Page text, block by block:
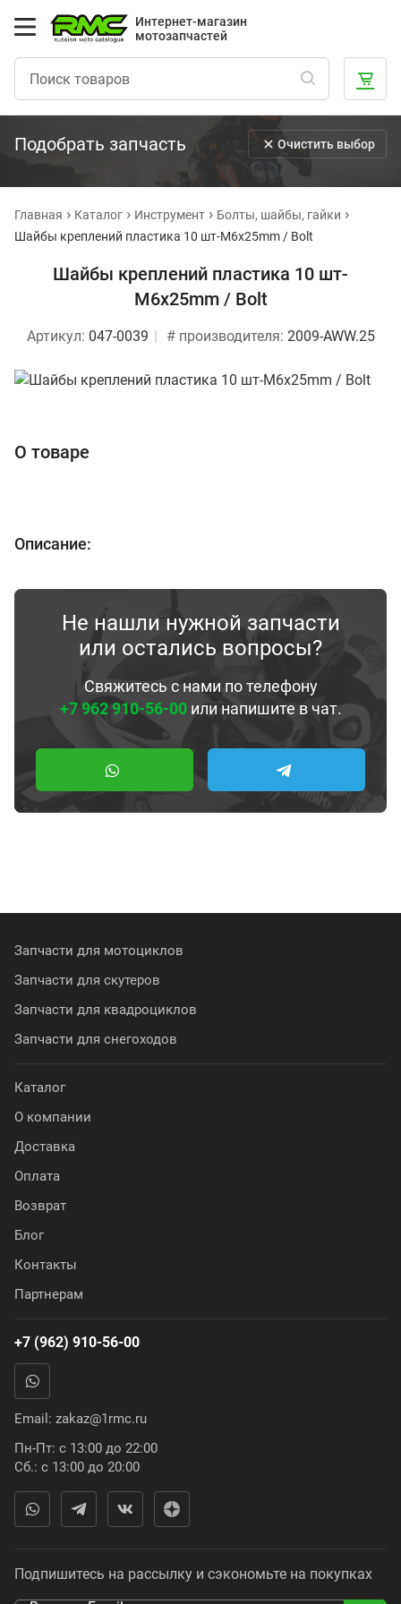
Интернет-магазин
мотозапчастей
Подобрать запчасть Очистить выбор
Главная Каталог Инструмент
Болты, шайбы, гайки
Шайбы креплений пластика 10 шт-M6x25mm / Bolt
Шайбы креплений пластика 10 шт-
M6x25mm / Bolt
Артикул: 047-0039 # производителя: 2009-AWW.25
О товаре
Описание:
Не нашли нужной запчасти
или остались вопросы?
Свяжитесь с нами по телефону
+7 962 910-56-00или напишите в чат.
Запчасти для мотоциклов
Запчасти для скутеров
Запчасти для квадроциклов
Запчасти для снегоходов
Каталог
О компании
Доставка
Оплата
Возврат
Блог
Контакты
Партнерам
+7 (962) 910-56-00
Email: zakaz@1rmc.ru
Пн-Пт: с 13:00 до 22:00
Сб.: с 13:00 до 20:00
Подпишитесь на рассылку и сэкономьте на покупках